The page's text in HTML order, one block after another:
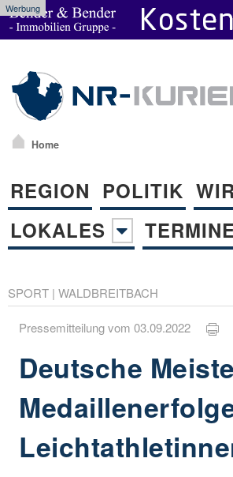
Werbung
Home
REGION POLITIK
LOKALES
TERMINE
SPORT | WALDBREITBACH
Pressemitteilung vom 03.09.2022
Deutsche